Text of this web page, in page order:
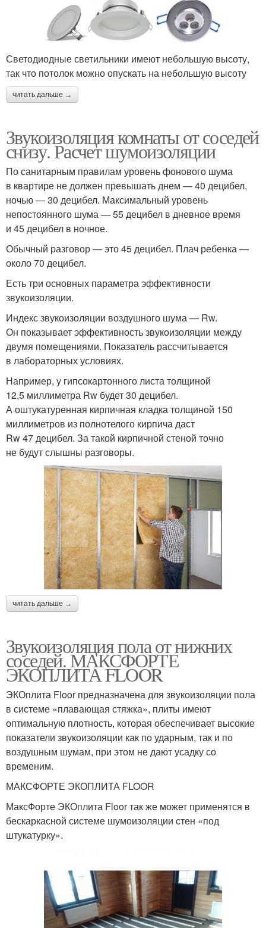
Светодиодные светильники имеют небольшую высоту,
так что потолок можно опускать на небольшую высоту
читать дальше →
Звукоизоляция комнаты от соседей
снизу. Расчет шумоизоляции
По санитарным правилам уровень фонового шума
в квартире не должен превышать днем — 40 децибел,
ночью — 30 децибел. Максимальный уровень
непостоянного шума — 55 децибел в дневное время
и 45 децибел в ночное.
Обычный разговор — это 45 децибел. Плач ребенка —
около 70 децибел.
Есть три основных параметра эффективности
звукоизоляции.
Индекс звукоизоляции воздушного шума — Rw.
Он показывает эффективность звукоизоляции между
двумя помещениями. Показатель рассчитывается
в лабораторных условиях.
Например, у гипсокартонного листа толщиной
12,5 миллиметра Rw будет 30 децибел.
А оштукатуренная кирпичная кладка толщиной 150
миллиметров из полнотелого кирпича даст
Rw 47 децибел. За такой кирпичной стеной точно
не будут слышны разговоры.
читать дальше →
Звукоизоляция пола от нижних
соседей. МАКСФОРТЕ
ЭКОПЛИТА FLOOR
ЭКОплита Floor предназначена для звукоизоляции пола
в системе «плавающая стяжка», плиты имеют
оптимальную плотность, которая обеспечивает высокие
показатели звукоизоляции как по ударным, так и по
воздушным шумам, при этом не дают усадку со
временим.
МАКСФОРТЕ ЭКОПЛИТА FLOOR
МаксФорте ЭКОплита Floor так же может применятся в
бескаркасной системе шумоизоляции стен «под
штукатурку».